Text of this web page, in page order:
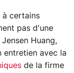
à certains
pas d'une
Huang,
entretien avec la
de la firme